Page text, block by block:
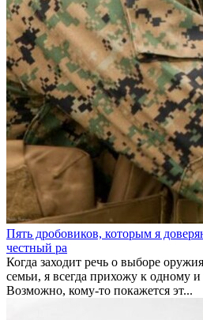
Пять дробовиков, которым я
честный ра
Когда заходит речь о выборе
семьи, я всегда прихожу к одному
Возможно, кому-то покажется эт...